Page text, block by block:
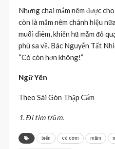
Nhưng chai mắm nêm được
còn là mắm nêm chánh hiệu
muối diêm, khiến hũ mắm đỏ
phù sa về. Bác Nguyễn Tất
“Có còn hơn không!”
Ngữ Yên
Theo Sài Gòn Thập Cẩm
1. Đi tìm trầm.
biển cá cơm mắm